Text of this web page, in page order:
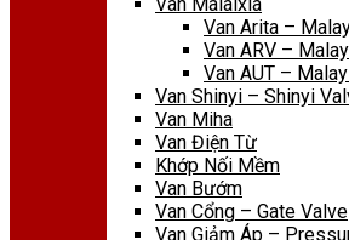
Van Arita –
Van ARV –
Van AUT –
Van Shinyi – Shinyi
Van Miha
Van Điện Từ
Khớp Nối Mềm
Van Bướm
Van Cổng – Gate Valve
Van Giảm Áp –